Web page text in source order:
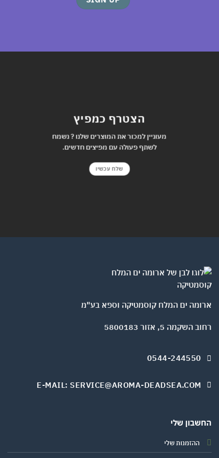
הצטרף כמפיץ
מעוניין למכור את המוצרים שלנו ? נשמח
לשתף פעולה עם מפיצים חדשים.
שלח עכשיו
ים המלח קוסמטיקה וספא בע"מ
5, אזור 5800183
0544-244550
E-MAIL: SERVICE@AROMA-DEADSEA.COM
שלי
ההזמנות שלי